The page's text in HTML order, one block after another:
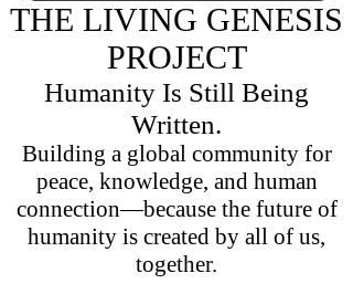
THE LIVING GENESIS
PROJECT
Humanity Is Still Being
Written.
Building a global community for
peace, knowledge, and human
connection—because the future of
humanity is created by all of us,
together.